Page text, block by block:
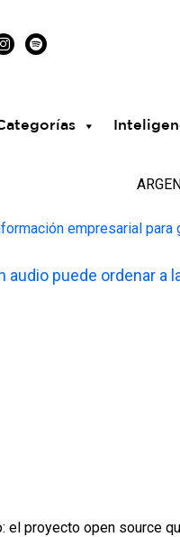
puede ordenar a
el proyecto open source